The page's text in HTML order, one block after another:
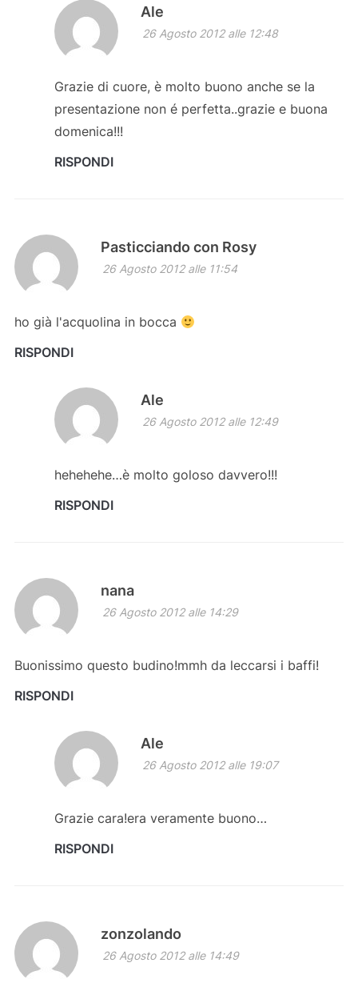
Ale
26 Agosto 2012 alle 12:48
Grazie di cuore, è molto buono anche se la
presentazione non é perfetta..grazie e buona
domenica!!!
RISPONDI
Pasticciando con Rosy
26 Agosto 2012 alle 11:54
ho già l'acquolina in bocca
RISPONDI
Ale
26 Agosto 2012 alle 12:49
hehehehe…è molto goloso davvero!!!
RISPONDI
nana
26 Agosto 2012 alle 14:29
Buonissimo questo budino!mmh da leccarsi i baffi!
RISPONDI
Ale
26 Agosto 2012 alle 19:07
Grazie cara!era veramente buono…
RISPONDI
zonzolando
26 Agosto 2012 alle 14:49